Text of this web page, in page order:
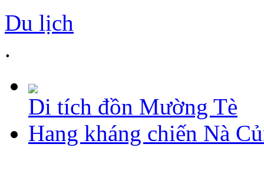
Du lịch
.
Di tích đồn Mường Tè
Hang kháng chiến Nà